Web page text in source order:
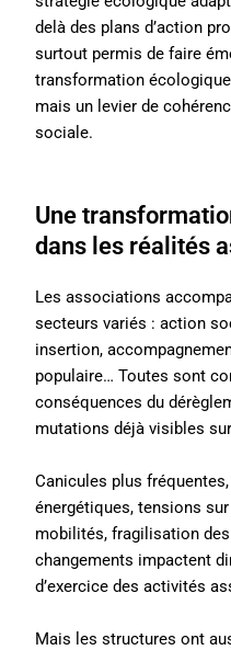
delà des plans d’action
surtout permis de faire
transformation écologique
mais un levier de
sociale.
Une
dans les réalités
Les associations
secteurs variés : action
insertion,
populaire… Toutes sont
conséquences du
mutations déjà visibles
Canicules plus
énergétiques, tensions
mobilités, fragilisation
changements impactent
d’exercice des activités
Mais les structures ont